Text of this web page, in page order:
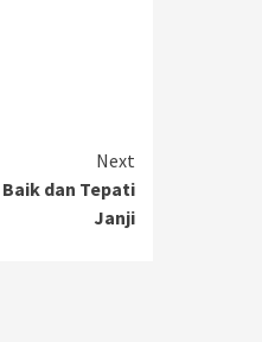
Next
dan Tepati
Janji